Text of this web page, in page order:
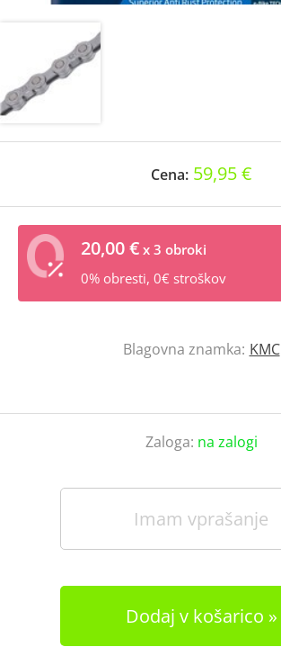
Cena: 59,95 €
20,00 € x 3 obroki
0% obresti, 0€ stroškov
Blagovna znamka: KMC
Zaloga: na zalogi
Imam vprašanje
Dodaj v košarico